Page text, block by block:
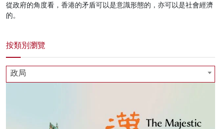
從政府的角度看，香港的矛盾可以是意識形態的，亦可以是社會經濟
的。
按類別瀏覽
政局